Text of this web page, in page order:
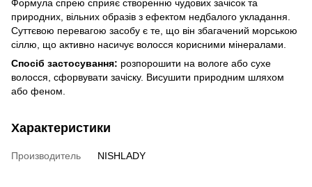
Формула спрею сприяє створенню чудових зачісок та
природних, вільних образів з ефектом недбалого укладання.
Суттєвою перевагою засобу є те, що він збагачений морською
сіллю, що активно насичує волосся корисними мінералами.
Спосіб застосування: розпорошити на вологе або сухе
волосся, сфорвувати зачіску. Висушити природним шляхом
або феном.
Характеристики
Производитель NISHLADY